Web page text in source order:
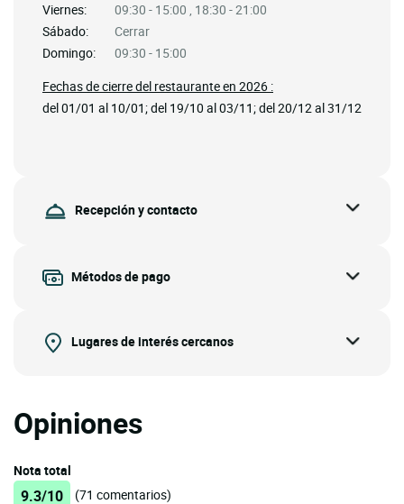
Viernes:
09:30 - 15:00 , 18:30 - 21:00
Sábado:
Cerrar
Domingo:
09:30 - 15:00
Fechas de cierre del restaurante en 2026 :
del 01/01 al 10/01; del 19/10 al 03/11; del 20/12 al 31/12
Recepción y contacto
Métodos de pago
Lugares de interés cercanos
Opiniones
Nota total
9.3/10 (71 comentarios)